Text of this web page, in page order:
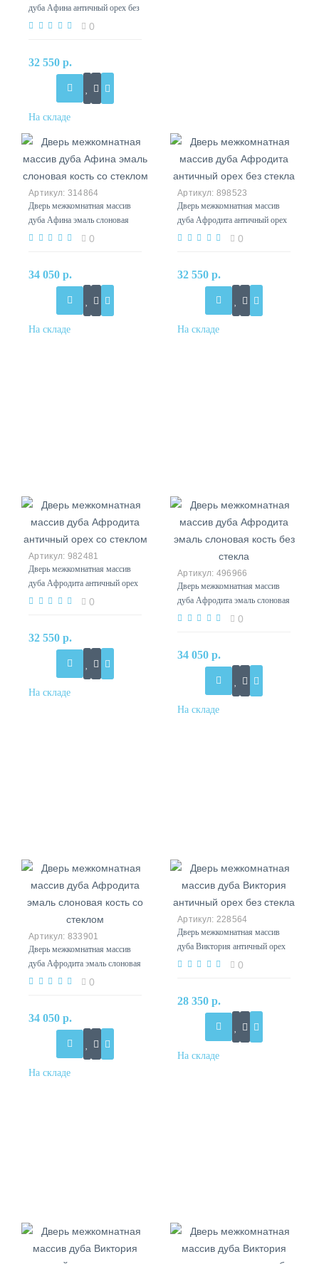
дуба Афина античный орех без
стекла
0
32 550 р.
314864
Дверь межкомнатная массив
дуба Афина эмаль слоновая
кость со стеклом 0
34 050 р.
898523
Дверь межкомнатная массив
дуба Афродита античный орех
без стекла
0
32 550 р.
982481
Дверь межкомнатная массив
дуба Афродита античный орех
со стеклом
0
32 550 р.
496966
Дверь межкомнатная массив
дуба Афродита эмаль слоновая
кость без стекла 0
34 050 р.
833901
Дверь межкомнатная массив
дуба Афродита эмаль слоновая
кость со стеклом 0
34 050 р.
228564
Дверь межкомнатная массив
дуба Виктория античный орех
без стекла
0
28 350 р.